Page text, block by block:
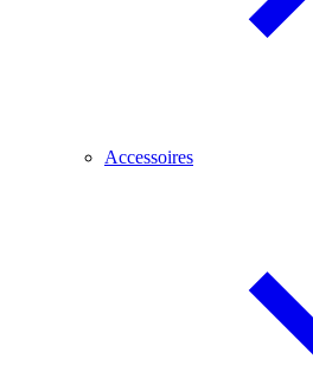
Accessoires